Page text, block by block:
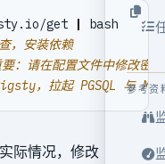
参考资
get
bash
，安装依赖
：请在配置文件中修改密
，拉起 PGSQL 与
际情况，修改